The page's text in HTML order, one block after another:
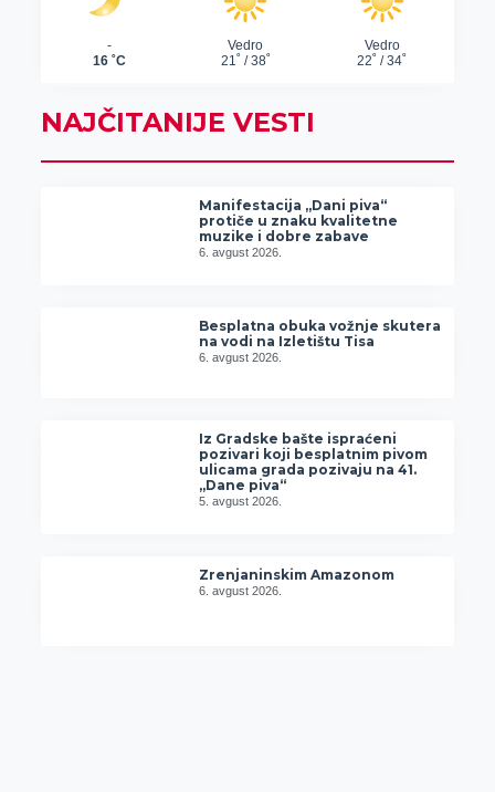
NAJČITANIJE VESTI
Manifestacija „Dani piva“
protiče u znaku kvalitetne
muzike i dobre zabave
6. avgust 2026.
Besplatna obuka vožnje skutera
na vodi na Izletištu Tisa
6. avgust 2026.
Iz Gradske bašte ispraćeni
pozivari koji besplatnim pivom
ulicama grada pozivaju na 41.
„Dane piva“
5. avgust 2026.
Zrenjaninskim Amazonom
6. avgust 2026.